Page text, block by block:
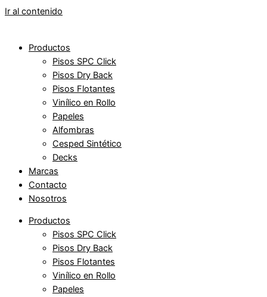
Ir al contenido
Productos
Pisos SPC Click
Pisos Dry Back
Pisos Flotantes
Vinílico en Rollo
Papeles
Alfombras
Cesped Sintético
Decks
Marcas
Contacto
Nosotros
Productos
Pisos SPC Click
Pisos Dry Back
Pisos Flotantes
Vinílico en Rollo
Papeles